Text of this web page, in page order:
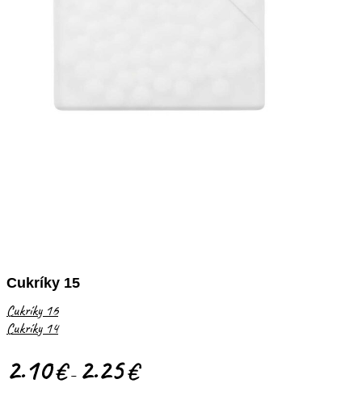
Cukríky 15
Cukríky 16
Cukríky 14
2.10€– 2.25€